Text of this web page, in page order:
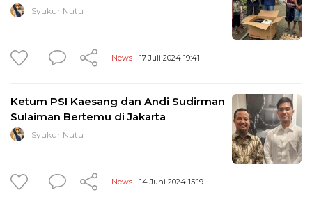
Syukur Nutu
News - 17 Juli 2024 19:41
Ketum PSI Kaesang dan Andi Sudirman
Sulaiman Bertemu di Jakarta
Syukur Nutu
News - 14 Juni 2024 15:19